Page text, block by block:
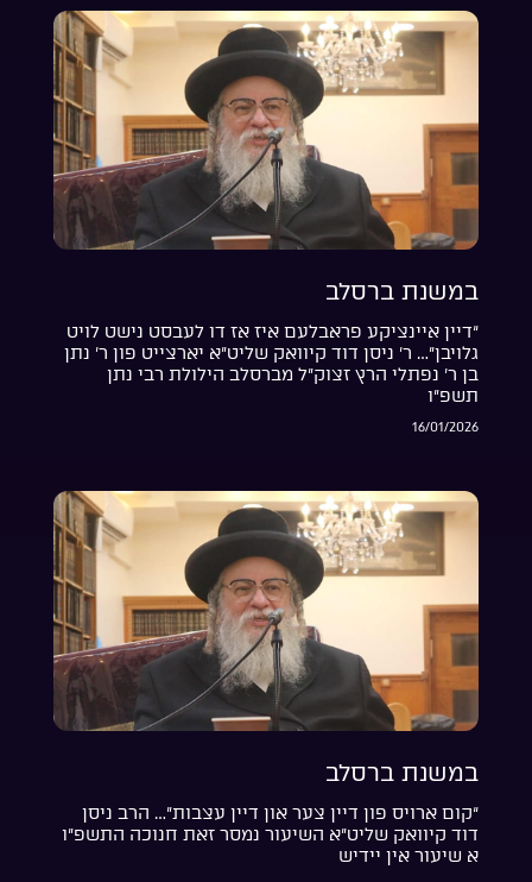
במשנת ברסלב
“דיין איינציקע פראבלעם איז אז דו לעבסט נישט לויט
גלויבן”… ר’ ניסן דוד קיוואק שליט”א יארצייט פון ר’ נתן
בן ר’ נפתלי הרץ זצוק”ל מברסלב הילולת רבי נתן
תשפ”ו
16/01/2026
במשנת ברסלב
“קום ארויס פון דיין צער און דיין עצבות”… הרב ניסן
דוד קיוואק שליט”א השיעור נמסר זאת חנוכה התשפ”ו
א שיעור אין יידיש